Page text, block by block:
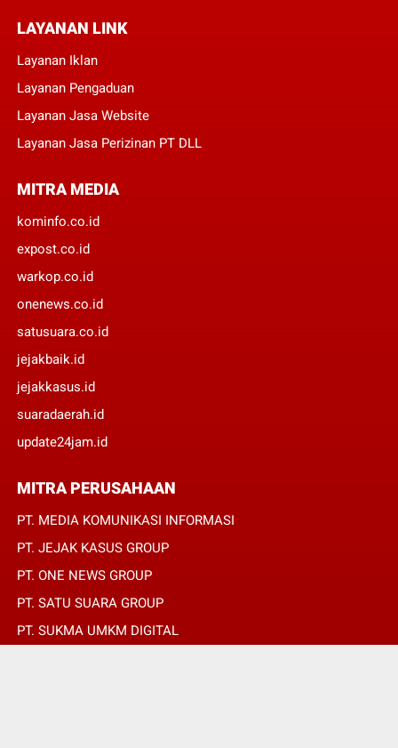
LAYANAN LINK
Layanan Iklan
Layanan Pengaduan
Layanan Jasa Website
Layanan Jasa Perizinan PT DLL
MITRA MEDIA
kominfo.co.id
expost.co.id
warkop.co.id
onenews.co.id
satusuara.co.id
jejakbaik.id
jejakkasus.id
suaradaerah.id
update24jam.id
MITRA PERUSAHAAN
PT. MEDIA KOMUNIKASI INFORMASI
PT. JEJAK KASUS GROUP
PT. ONE NEWS GROUP
PT. SATU SUARA GROUP
PT. SUKMA UMKM DIGITAL